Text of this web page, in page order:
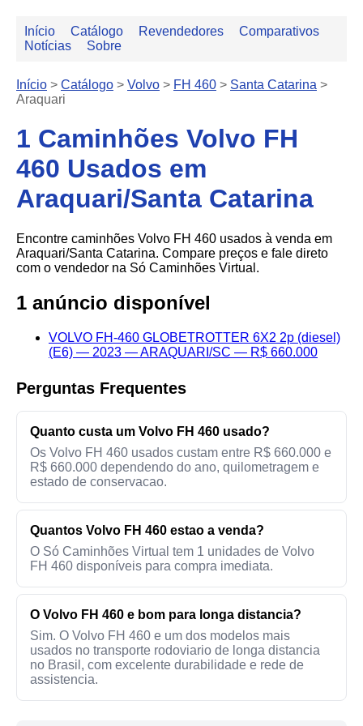
Início Catálogo Revendedores
Comparativos
Notícias
Sobre
Início > Catálogo > Volvo > FH 460 > Santa Catarina >
Araquari
1 Caminhões Volvo FH
460 Usados em
Araquari/Santa Catarina
Encontre caminhões Volvo FH 460 usados à venda em
Araquari/Santa Catarina. Compare preços e fale direto
com o vendedor na Só Caminhões Virtual.
1 anúncio disponível
VOLVO FH-460 GLOBETROTTER 6X2 2p (diesel)
(E6) — 2023 — ARAQUARI/SC — R$ 660.000
Perguntas Frequentes
Quanto custa um Volvo FH 460 usado?
Os Volvo FH 460 usados custam entre R$ 660.000 e
R$ 660.000 dependendo do ano, quilometragem e
estado de conservacao.
Quantos Volvo FH 460 estao a venda?
O Só Caminhões Virtual tem 1 unidades de Volvo
FH 460 disponíveis para compra imediata.
O Volvo FH 460 e bom para longa distancia?
Sim. O Volvo FH 460 e um dos modelos mais
usados no transporte rodoviario de longa distancia
no Brasil, com excelente durabilidade e rede de
assistencia.